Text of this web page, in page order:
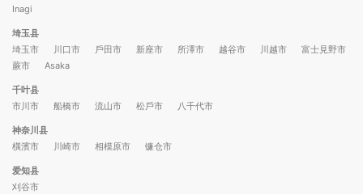
Inagi
埼玉县
埼玉市
川口市 戶田市 新座市 所澤市 越谷市 川越市
富士見野市
蕨市
Asaka
千叶县
市川市
船橋市 流山市 松戶市 八千代市
神奈川县
橫濱市
川崎市 相模原市 镰仓市
爱知县
刈谷市